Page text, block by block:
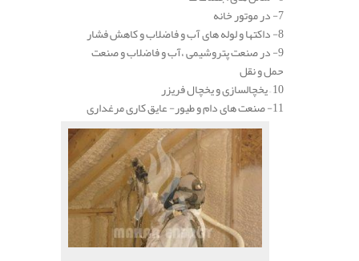
7- در موتور خانه
8- داکتها و لوله های آب و فاضلاب و کاهش فشار
9- در صنعت پتروشیمی ،آب و فاضلاب و صنعت
حمل و نقل
10 – یخچالسازی و یخچال فریزر
11- صنعت های دام و طیور- عایق کاری مرغداری